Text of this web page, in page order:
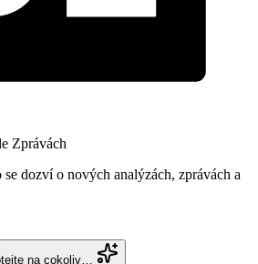
Zprávách
dozví o nových analýzách, zprávách a
na cokoliv…